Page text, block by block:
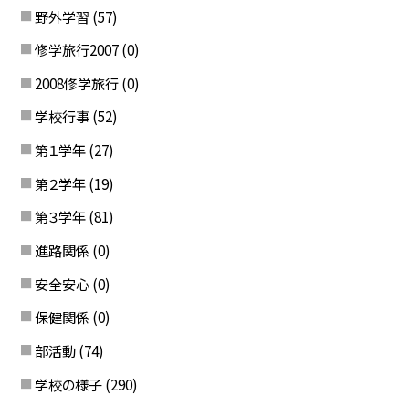
野外学習 (57)
修学旅行2007 (0)
2008修学旅行 (0)
学校行事 (52)
第１学年 (27)
第２学年 (19)
第３学年 (81)
進路関係 (0)
安全安心 (0)
保健関係 (0)
部活動 (74)
学校の様子 (290)